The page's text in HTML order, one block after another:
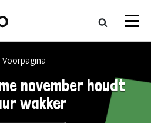
Voorpagina
november houdt
wakker